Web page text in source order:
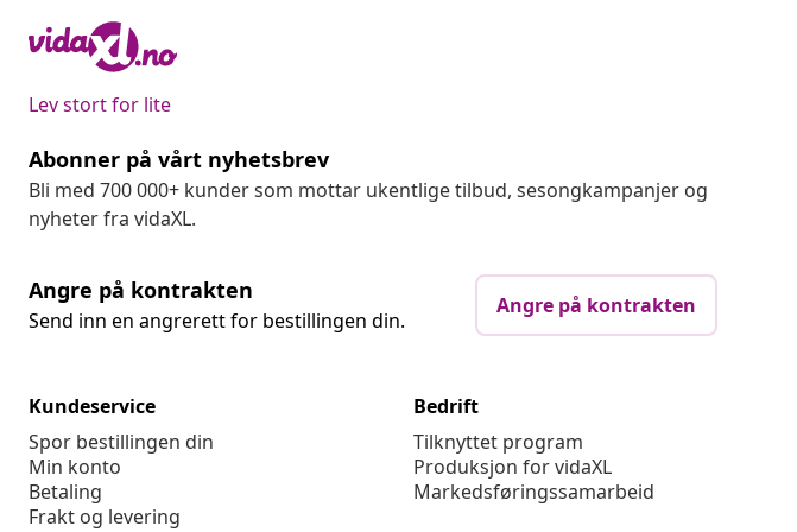
Lev stort for lite
Abonner på vårt nyhetsbrev
Bli med 700 000+ kunder som mottar ukentlige tilbud, sesongkampanjer og
nyheter fra vidaXL.
Angre på kontrakten
Send inn en angrerett for bestillingen din.
Angre på kontrakten
Kundeservice
Spor bestillingen din
Min konto
Betaling
Frakt og levering
Bedrift
Tilknyttet program
Produksjon for vidaXL
Markedsføringssamarbeid